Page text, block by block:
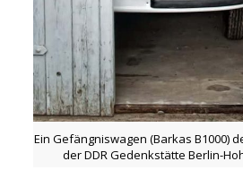
Ein Gefängniswagen (Barkas B1000)
der DDR Gedenkstätte Berlin-